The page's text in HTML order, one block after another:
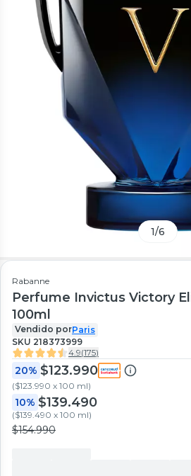
1/6
Rabanne
Perfume Invictus Victory
100ml
Vendido porParis
SKU 218373999
4.9(175)
20% $123.990
($123.990 x 100 ml)
10% $139.490
($139.490 x 100 ml)
$154.990